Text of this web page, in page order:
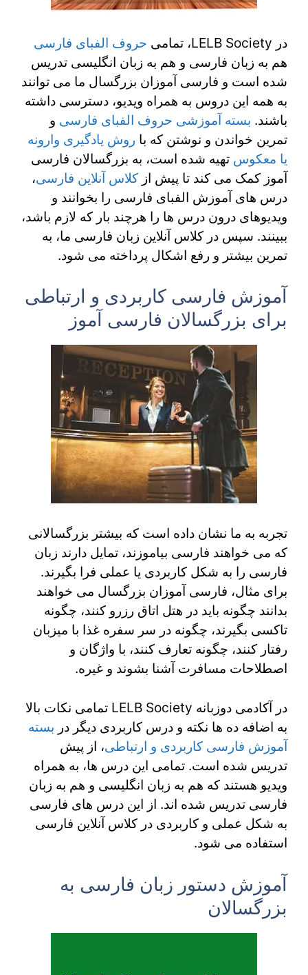
در LELB Society، تمامی
حروف الفبای فارسی
هم به زبان فارسی و هم به زبان انگلیسی تدریس
شده است و فارسی آموزان بزرگسال ما می توانند
به همه این دروس به همراه ویدیو، دسترسی داشته
باشند. بسته آموزشی حروف الفبای فارسی و
تمرین خواندن و نوشتن که با روش یادگیری وارونه
یا معکوس تهیه شده است، به بزرگسالان فارسی
آموز کمک می کند تا پیش از کلاس آنلاین فارسی،
درس های آموزش الفبای فارسی را بخوانند و
ویدیوهای درون درس ها را هرچند بار که لازم باشد،
ببینند. سپس در کلاس آنلاین زبان فارسی ما، به
تمرین بیشتر و رفع اشکال پرداخته می شود.
آموزش فارسی کاربردی و ارتباطی
برای بزرگسالان فارسی آموز
تجربه به ما نشان داده است که بیشتر بزرگسالانی
که می خواهند فارسی بیاموزند، تمایل دارند زبان
فارسی را به شکل کاربردی یا عملی فرا بگیرند.
برای مثال، فارسی آموزان بزرگسال می خواهند
بدانند چگونه باید در هتل اتاق رزرو کنند، چگونه
تاکسی بگیرند، چگونه در سر سفره غذا با میزبان
رفتار کنند، چگونه تعارف کنند، با واژگان و
اصطلاحات مسافرت آشنا بشوند و غیره.
در آکادمی دوزبانه LELB Society تمامی نکات بالا
به اضافه ده ها نکته و درس کاربردی دیگر در بسته
آموزش فارسی کاربردی و ارتباطی، از پیش
تدریس شده است. تمامی این درس ها، به همراه
ویدیو هستند که هم به زبان انگلیسی و هم به زبان
فارسی تدریس شده اند. از این درس های فارسی
به شکل عملی و کاربردی در کلاس آنلاین فارسی
استفاده می شود.
آموزش دستور زبان فارسی به
بزرگسالان